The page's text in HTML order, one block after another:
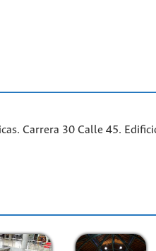
Carrera 30 Calle 45.